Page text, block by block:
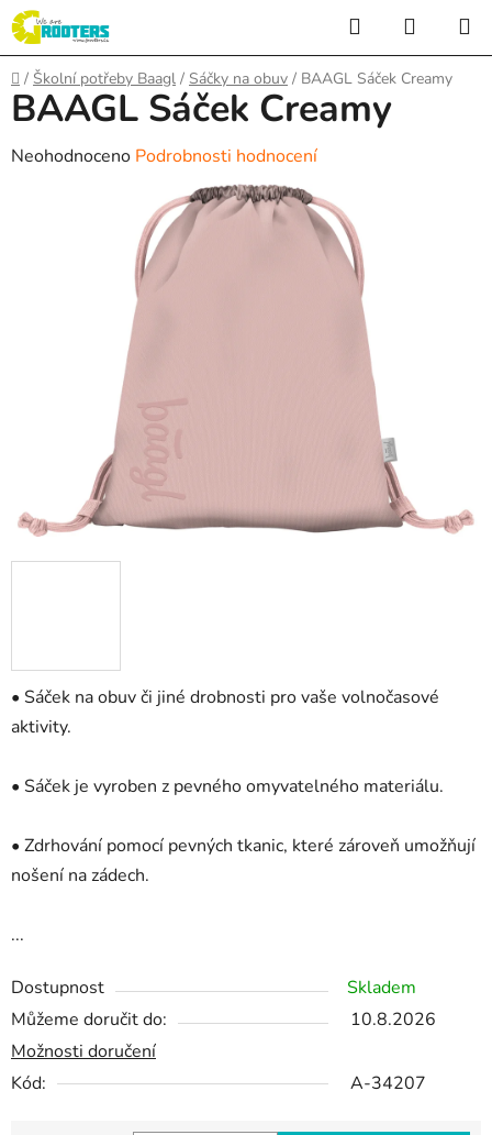
Přejít
na
obsah
Hledat
KOŠÍK
Domů
/ Školní potřeby Baagl / Sáčky na obuv / BAAGL Sáček Creamy
• Sáček na obuv či jiné drobnosti pro vaše volnočasové
aktivity.
• Sáček je vyroben z pevného omyvatelného materiálu.
• Zdrhování pomocí pevných tkanic, které zároveň umožňují
nošení na zádech.
...
Dostupnost
Skladem
Můžeme doručit do:
10.8.2026
Možnosti doručení
Kód:
A-34207
BAAGL Sáček Creamy
Průměrné
Neohodnoceno Podrobnosti hodnocení